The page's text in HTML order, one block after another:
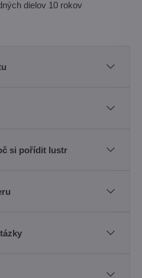
dielov 10 rokov
si pořídit lustr